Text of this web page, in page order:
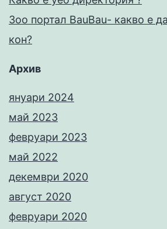
Зоо портал BauBau- какво е
кон?
Архив
януари 2024
май 2023
февруари 2023
май 2022
декември 2020
август 2020
февруари 2020